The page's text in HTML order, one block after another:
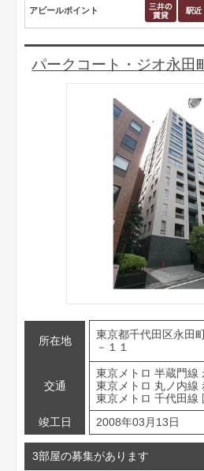
アピールポイント
パークコート・ジオ永田
所在地
東京都千代田区永田
－１１
交通
東京メトロ 半蔵門線
東京メトロ 丸ノ内線
東京メトロ 千代田線
竣工日
2008年03月13日
3部屋の募集があります